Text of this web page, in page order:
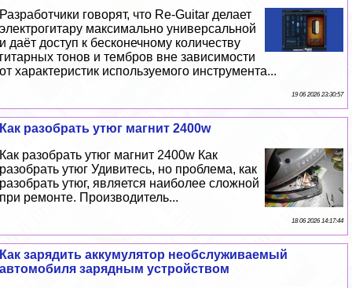
Разработчики говорят, что Re-Guitar делает
электрогитару максимально универсальной
и даёт доступ к бесконечному количеству
гитарных тонов и тембров вне зависимости
от хаpaктеристик используемого инструмента...
19 06 2026 23:30:57
Как разобрать утюг магнит 2400w
Как разобрать утюг магнит 2400w Как
разобрать утюг Удивитесь, но проблема, как
разобрать утюг, является наиболее сложной
при ремонте. Производитель...
18 06 2026 14:17:44
Как зарядить аккумулятор необслуживаемый
автомобиля зарядным устройством